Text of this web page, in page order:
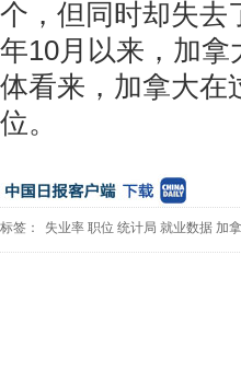
个，但同时却失去
年10月以来，加
体看来，加拿大在
位。
标签： 失业率 职位 统计局 就业数据 加